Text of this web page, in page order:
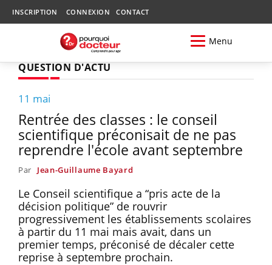
INSCRIPTION CONNEXION CONTACT
Menu
QUESTION D'ACTU
11 mai
Rentrée des classes : le conseil
scientifique préconisait de ne pas
reprendre l'école avant septembre
Par Jean-Guillaume Bayard
Le Conseil scientifique a “pris acte de la
décision politique” de rouvrir
progressivement les établissements scolaires
à partir du 11 mai mais avait, dans un
premier temps, préconisé de décaler cette
reprise à septembre prochain.